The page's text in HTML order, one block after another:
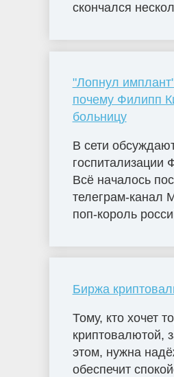
скончался
"Лопнул
почему Филипп
больницу
В сети
госпитализации
Всё началось
телеграм-канал
поп-король
Биржа
Тому, кто хочет
криптовалютой,
этом, нужна
обеспечит